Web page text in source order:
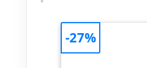
toute la gamme
AVEC : 3 batteries
on, 1 chargeur
2 boîtes à outils
-27%